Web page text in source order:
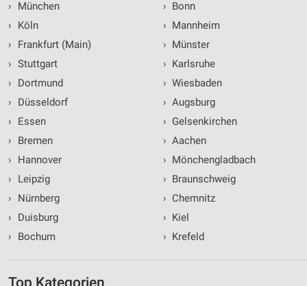
›
München
›
Köln
›
Frankfurt (Main)
› Stuttgart
›
Dortmund
›
Düsseldorf
›
Essen
›
Bremen
›
Hannover
›
Leipzig
›
Nürnberg
›
Duisburg
›
Bochum
› Bonn
› Mannheim
› Münster
› Karlsruhe
› Wiesbaden
› Augsburg
› Gelsenkirchen
› Aachen
› Mönchengladbach
› Braunschweig
› Chemnitz
› Kiel
› Krefeld
Top Kategorien